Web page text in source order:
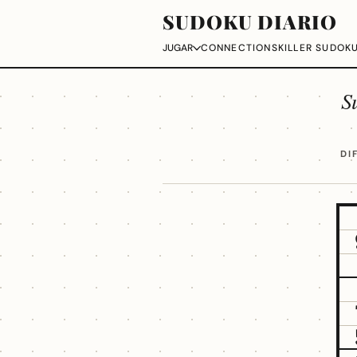
SUDOKU DIARIO
JUGAR CONNECTIONSKILLER